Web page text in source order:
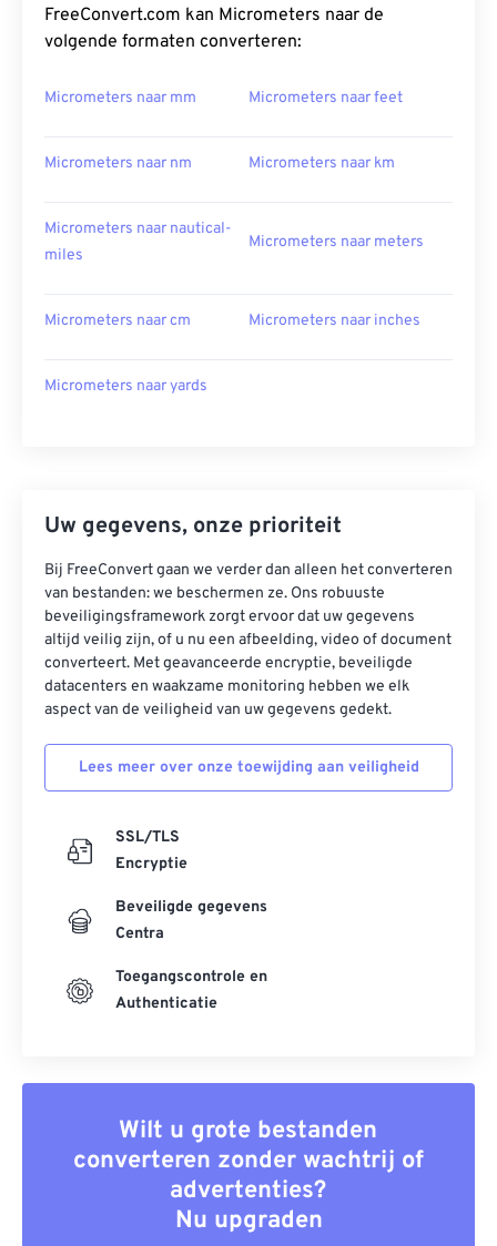
FreeConvert.com kan Micrometers naar de
volgende formaten converteren:
Micrometers naar mm Micrometers naar feet
Micrometers naar nm Micrometers naar km
Micrometers naar nautical-
miles
Micrometers naar meters
Micrometers naar cm Micrometers naar inches
Micrometers naar yards
Uw gegevens, onze prioriteit
Bij FreeConvert gaan we verder dan alleen het converteren
van bestanden: we beschermen ze. Ons robuuste
beveiligingsframework zorgt ervoor dat uw gegevens
altijd veilig zijn, of u nu een afbeelding, video of document
converteert. Met geavanceerde encryptie, beveiligde
datacenters en waakzame monitoring hebben we elk
aspect van de veiligheid van uw gegevens gedekt.
Lees meer over onze toewijding aan veiligheid
SSL/TLS
Encryptie
Beveiligde gegevens
Centra
Toegangscontrole en
Authenticatie
Wilt u grote bestanden
converteren zonder wachtrij of
advertenties?
Nu upgraden